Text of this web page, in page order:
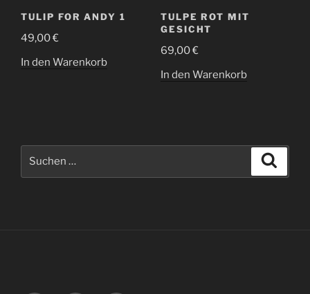
TULIP FOR ANDY 1
49,00€
In den Warenkorb
TULPE ROT MIT
GESICHT
69,00€
In den Warenkorb